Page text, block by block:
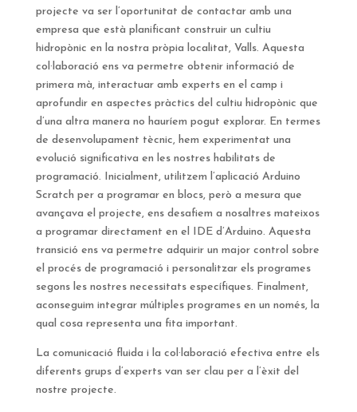
projecte va ser l’oportunitat de contactar amb una
empresa que està planificant construir un cultiu
hidropònic en la nostra pròpia localitat, Valls. Aquesta
col·laboració ens va permetre obtenir informació de
primera mà, interactuar amb experts en el camp i
aprofundir en aspectes pràctics del cultiu hidropònic que
d’una altra manera no hauríem pogut explorar. En termes
de desenvolupament tècnic, hem experimentat una
evolució significativa en les nostres habilitats de
programació. Inicialment, utilitzem l’aplicació Arduino
Scratch per a programar en blocs, però a mesura que
avançava el projecte, ens desafiem a nosaltres mateixos
a programar directament en el IDE d’Arduino. Aquesta
transició ens va permetre adquirir un major control sobre
el procés de programació i personalitzar els programes
segons les nostres necessitats específiques. Finalment,
aconseguim integrar múltiples programes en un només, la
qual cosa representa una fita important.
La comunicació fluida i la col·laboració efectiva entre els
diferents grups d’experts van ser clau per a l’èxit del
nostre projecte.